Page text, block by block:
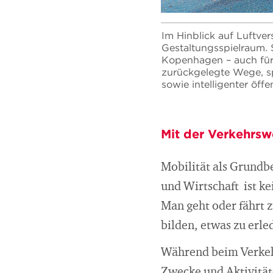
Im Hinblick auf
Kopenhagen – auch
zurückgelegte Wege,
sowie intelligenter
Mit der
Mobilität als
und Wirtschaft ist
Man geht oder fährt
bilden, etwas zu
Während beim